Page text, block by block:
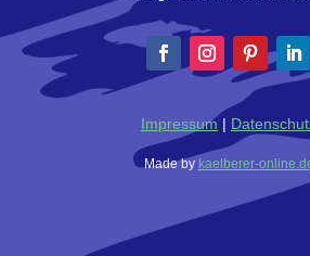
Impressum |
Made by kaelberer-